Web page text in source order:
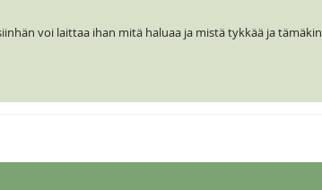
voi laittaa ihan mitä haluaa ja mistä tykkää ja tämäkin